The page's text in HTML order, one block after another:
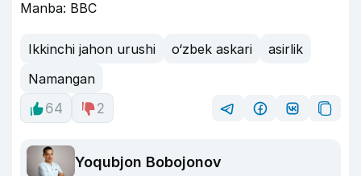
Manba: BBC
Ikkinchi jahon urushi o‘zbek askari
asirlik
Namangan
64
2
Yoqubjon Bobojonov